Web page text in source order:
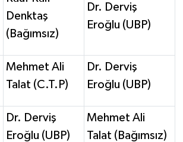
Denktaş
(Bağımsız)
Dr. Derviş
Eroğlu (UBP)
Mehmet Ali
Talat (C.T.P)
Dr. Derviş
Eroğlu (UBP)
Dr. Derviş
Eroğlu (UBP)
Mehmet Ali
Talat (Bağımsız)